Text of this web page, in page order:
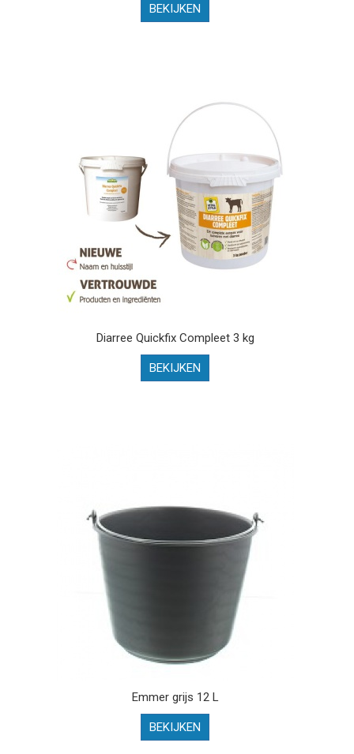
BEKIJKEN
Diarree Quickfix Compleet 3 kg
BEKIJKEN
Emmer grijs 12 L
BEKIJKEN